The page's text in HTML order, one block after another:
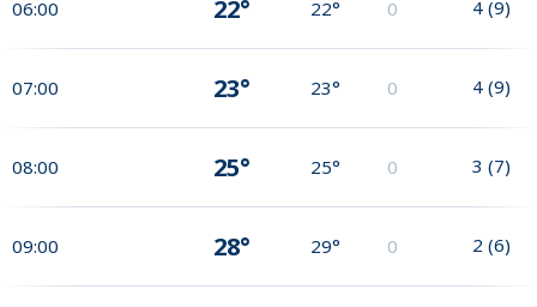
06:00 22° 22° 0 4 (9)
07:00 23° 23° 0 4 (9)
08:00 25° 25° 0 3 (7)
09:00 28° 29° 0 2 (6)